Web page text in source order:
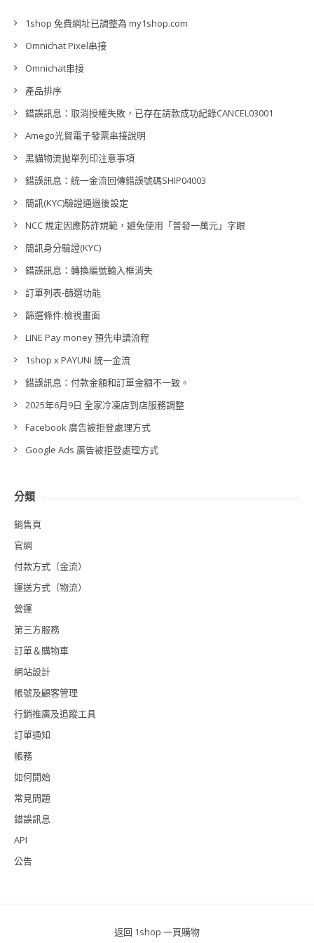
1shop 免費網址已調整為 my1shop.com
Omnichat Pixel串接
Omnichat串接
產品排序
錯誤訊息：取消授權失敗，已存在請款成功紀錄CANCEL03001
Amego光貿電子發票串接說明
黑貓物流拋單列印注意事項
錯誤訊息：統一金流回傳錯誤號碼SHIP04003
簡訊(KYC)驗證通過後設定
NCC 規定因應防詐規範，避免使用「普發一萬元」字眼
簡訊身分驗證(KYC)
錯誤訊息：轉換編號輸入框消失
訂單列表-篩選功能
篩選條件:檢視畫面
LINE Pay money 預先申請流程
1shop x PAYUNi 統一金流
錯誤訊息：付款金額和訂單金額不一致。
2025年6月9日 全家冷凍店到店服務調整
Facebook 廣告被拒登處理方式
Google Ads 廣告被拒登處理方式
分類
銷售頁
官網
付款方式（金流）
運送方式（物流）
營運
第三方服務
訂單＆購物車
網站設計
帳號及顧客管理
行銷推廣及追蹤工具
訂單通知
帳務
如何開始
常見問題
錯誤訊息
API
公告
返回 1shop 一頁購物